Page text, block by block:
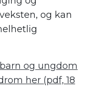
og kan
og ungdom
her (pdf, 18